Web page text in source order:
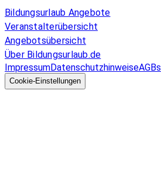
Bildungsurlaub Angebote
Veranstalterübersicht
Angebotsübersicht
Über Bildungsurlaub.de
ImpressumDatenschutzhinweiseAGBs
Cookie-Einstellungen